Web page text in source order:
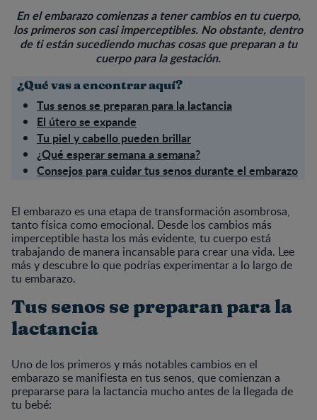
En el embarazo comienzas a tener cambios en tu cuerpo,
los primeros son casi imperceptibles. No obstante, dentro
de ti están sucediendo muchas cosas que preparan a tu
cuerpo para la gestación.
¿Qué vas a encontrar aquí?
Tus senos se preparan para la lactancia
El útero se expande
Tu piel y cabello pueden brillar
¿Qué esperar semana a semana?
Consejos para cuidar tus senos durante el embarazo
El embarazo es una etapa de transformación asombrosa,
tanto física como emocional. Desde los cambios más
imperceptible hasta los más evidente, tu cuerpo está
trabajando de manera incansable para crear una vida. Lee
más y descubre lo que podrías experimentar a lo largo de
tu embarazo.
Tus senos se preparan para la
lactancia
Uno de los primeros y más notables cambios en el
embarazo se manifiesta en tus senos, que comienzan a
prepararse para la lactancia mucho antes de la llegada de
tu bebé: